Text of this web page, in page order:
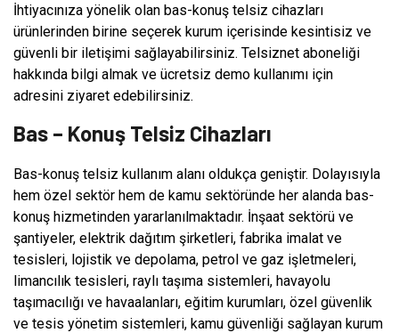
İhtiyacınıza yönelik olan bas-konuş telsiz cihazları
ürünlerinden birine seçerek kurum içerisinde kesintisiz ve
güvenli bir iletişimi sağlayabilirsiniz. Telsiznet aboneliği
hakkında bilgi almak ve ücretsiz demo kullanımı için
adresini ziyaret edebilirsiniz.
Bas – Konuş Telsiz Cihazları
Bas-konuş telsiz kullanım alanı oldukça geniştir. Dolayısıyla
hem özel sektör hem de kamu sektöründe her alanda bas-
konuş hizmetinden yararlanılmaktadır. İnşaat sektörü ve
şantiyeler, elektrik dağıtım şirketleri, fabrika imalat ve
tesisleri, lojistik ve depolama, petrol ve gaz işletmeleri,
limancılık tesisleri, raylı taşıma sistemleri, havayolu
taşımacılığı ve havaalanları, eğitim kurumları, özel güvenlik
ve tesis yönetim sistemleri, kamu güvenliği sağlayan kurum